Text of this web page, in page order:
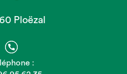
Ploëzal
: